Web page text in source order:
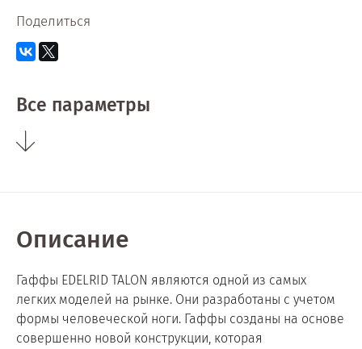
Поделиться
Все параметры
Описание
Гаффы EDELRID TALON являются одной из самых
легких моделей на рынке. Они разработаны с учетом
формы человеческой ноги. Гаффы созданы на основе
совершенно новой конструкции, которая